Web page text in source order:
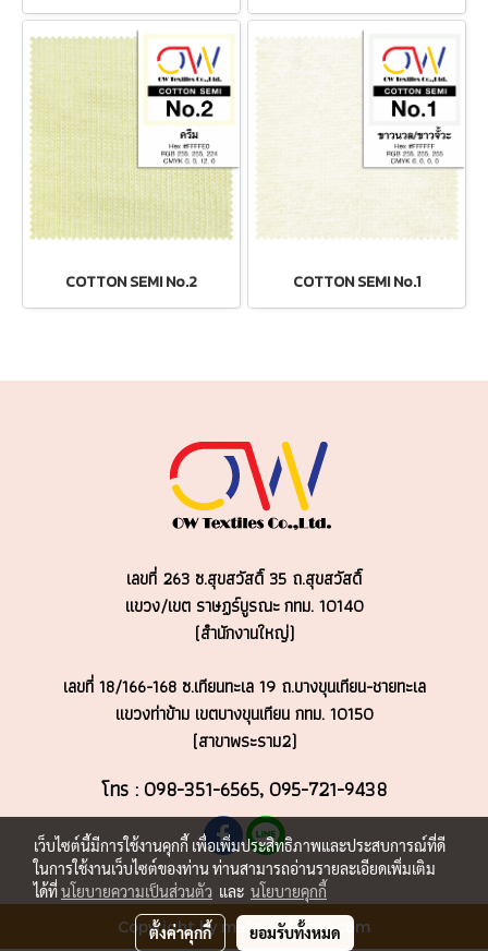
COTTON SEMI No.2 COTTON SEMI No.1
เลขที่ 263 ซ.สุขสวัสดิ์ 35 ถ.สุขสวัสดิ์
แขวง/เขต ราษฏร์บูรณะกทม. 10140
(สำนักงานใหญ่)
เลขที่ 18/166-168 ซ.เทียนทะเล 19 ถ.บางขุนเทียน-ชายทะเล
แขวงท่าข้าม เขตบางขุนเทียน กทม. 10150
(สาขาพระราม2)
โทร : 098-351-6565, 095-721-9438
Copyright by makewebeasy.com
เว็บไซต์นี้มีการใช้งานคุกกี้ เพื่อเพิ่มประสิทธิภาพและประสบการณ์ที่ดี
ในการใช้งานเว็บไซต์ของท่าน ท่านสามารถอ่านรายละเอียดเพิ่มเติม
ได้ที่นโยบายความเป็นส่วนตัว และ นโยบายคุกกี้
ตั้งค่าคุกกี้ ยอมรับทั้งหมด